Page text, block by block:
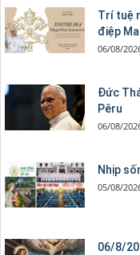
Trí tuệ
điệp
06/08/
Đức
Pêru
06/08/
Nhịp
05/08/
06/8/